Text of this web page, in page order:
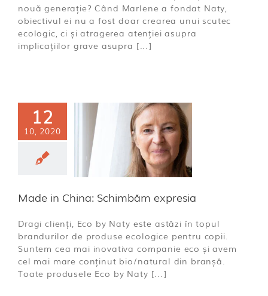
nouă generație? Când Marlene a fondat Naty,
obiectivul ei nu a fost doar crearea unui scutec
ecologic, ci și atragerea atenției asupra
implicațiilor grave asupra [...]
12
10, 2020
in China:
Made in China: Schimbăm expresia
Dragi clienți, Eco by Naty este astăzi în topul
brandurilor de produse ecologice pentru copii.
Suntem cea mai inovativa companie eco și avem
cel mai mare conținut bio/natural din branșă.
Toate produsele Eco by Naty [...]